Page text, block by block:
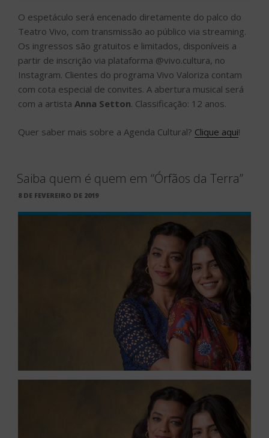
O espetáculo será encenado diretamente do palco do
Teatro Vivo, com transmissão ao público via streaming.
Os ingressos são gratuitos e limitados, disponíveis a
partir de inscrição via plataforma @vivo.cultura, no
Instagram. Clientes do programa Vivo Valoriza contam
com cota especial de convites. A abertura musical será
com a artista Anna Setton. Classificação: 12 anos.
Quer saber mais sobre a Agenda Cultural? Clique aqui!
Saiba quem é quem em “Órfãos da Terra”
PUBLICADO
8 DE FEVEREIRO DE 2019